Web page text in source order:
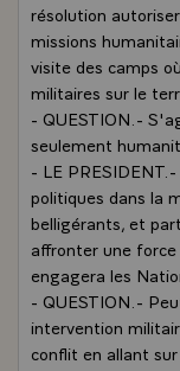
résolution
missions
visite des camps
militaires sur le
- QUESTION.-
seulement
- LE
politiques dans la
belligérants, et
affronter une
engagera les
- QUESTION.-
intervention
conflit en allant